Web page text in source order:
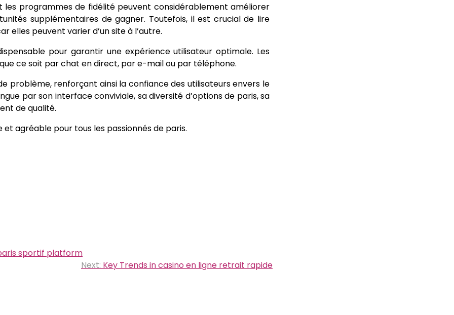
les programmes de fidélité peuvent considérablement améliorer
supplémentaires de gagner. Toutefois, il est crucial de lire
elles peuvent varier d’un site à l’autre.
pour garantir une expérience utilisateur optimale. Les
ce soit par chat en direct, par e-mail ou par téléphone.
problème, renforçant ainsi la confiance des utilisateurs envers le
par son interface conviviale, sa diversité d’options de paris, sa
de qualité.
agréable pour tous les passionnés de paris.
sportif platform
Next: Key Trends in casino en ligne retrait rapide